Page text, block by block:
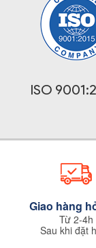
ISO
Giao hàng
Từ 2-4h
Sau khi đặt